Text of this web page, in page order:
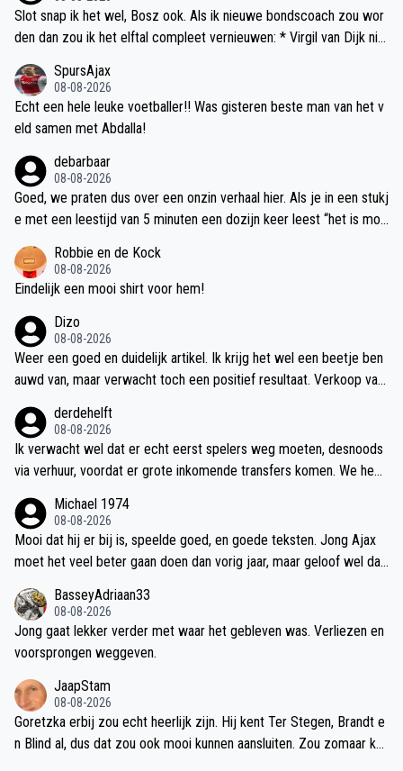
Slot snap ik het wel, Bosz ook. Als ik nieuwe bondscoach zou wor
den dan zou ik het elftal compleet vernieuwen: * Virgil van Dijk nie
eer geven. * Memphis Dapay niet meer selecteren. * Tijd voor ver
nieuwing en verfrissende elftal * Iedereen moet 100% fit zijn en all
es geven, ook je zwakke punten. * Geen hiërarchie binnen de sele
r en elkaar acceptatie. Puur voor het Nederlandse elftal. * Geen an
dere rankzaken * Meer binding tussen Nederlandse elftal en volk.
Nigel de Jong en Clarence Seedorf moeten minder bezig houden
met andere dingen dan het voetbal. Ze moeten ook meer naar buit
en toe treden.
SpursAjax
08-08-2026
Echt een hele leuke voetballer!! Was gisteren beste man van het v
eld samen met Abdalla!
debarbaar
08-08-2026
Goed, we praten dus over een onzin verhaal hier. Als je in een stukj
e met een leestijd van 5 minuten een dozijn keer leest “het is mog
gevoelens. Misschien dat we bij de presentatie van de halfjaarcijfe
rs kunnen zien dat de inkomsten naar voren zijn gehaald, maar voo
de kwalificaties van deze stukjes schrijver is. Er zal toch wel erge
ns een goede registeraccountant te vinden zijn met kennis van za
ken. Te veel zie ik journalisten en analisten pure onzin schrijven. M
ensen die nog geen jaarrekening kunnen lezen maar toch hun oord
eel klaar hebben. De auteur van dit stukje moet gewoon zeggen “i
k weet het niet“ dat is het eerlijke verhaal maar je kunt natuurlijk o
ok gewoon eens een keer een interview aanvragen met de financi
eel directeur en vragen hoe het zit. Dan hoef je er ook geen slag n
aar te slaan.
Robbie en de Kock
08-08-2026
Eindelijk een mooi shirt voor hem!
Dizo
08-08-2026
Weer een goed en duidelijk artikel. Ik krijg het wel een beetje ben
auwd van, maar verwacht toch een positief resultaat. Verkoop van
k Bouwman minimaal verhuren.
derdehelft
08-08-2026
Ik verwacht wel dat er echt eerst spelers weg moeten, desnoods
via verhuur, voordat er grote inkomende transfers komen. We hebb
zetting is, hoe moeilijker het wordt om een mooie transfersom te
vangen. Een overbodige speler is nooit zoveel waard als een basis
speler.
Michael 1974
08-08-2026
Mooi dat hij er bij is, speelde goed, en goede teksten. Jong Ajax
moet het veel beter gaan doen dan vorig jaar, maar geloof wel dat
BasseyAdriaan33
08-08-2026
Jong gaat lekker verder met waar het gebleven was. Verliezen en
voorsprongen weggeven.
JaapStam
08-08-2026
Goretzka erbij zou echt heerlijk zijn. Hij kent Ter Stegen, Brandt e
n Blind al, dus dat zou ook mooi kunnen aansluiten. Zou zomaar kun